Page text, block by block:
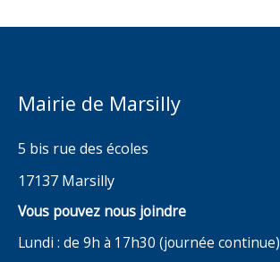
Mairie de Marsilly
5 bis rue des écoles
17137 Marsilly
Vous pouvez nous joindre
Lundi : de 9h à 17h30 (journée continue)